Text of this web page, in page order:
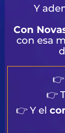
Y
Con
con esa
👉
👉 Y el